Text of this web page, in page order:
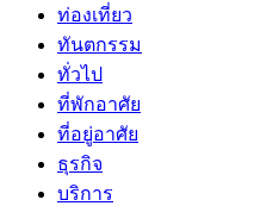
ท่องเที่ยว
ทันตกรรม
ทั่วไป
ที่พักอาศัย
ที่อยู่อาศัย
ธุรกิจ
บริการ